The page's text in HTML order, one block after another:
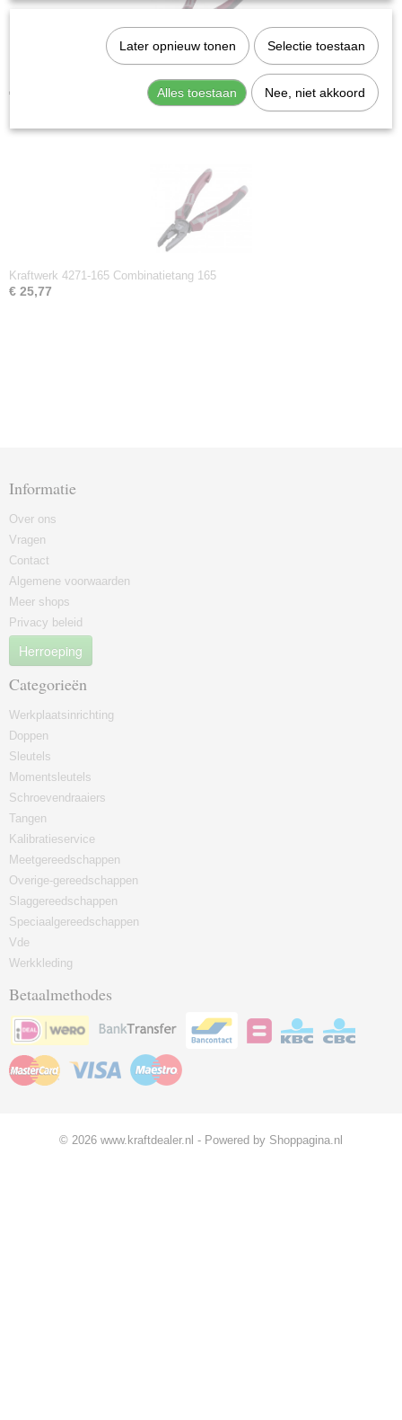
Kraftwerk 4271-180 Combinatietang 180 mm
€ 27,46
Kraftwerk 4271-165 Combinatietang 165
€ 25,77
Informatie
Over ons
Vragen
Contact
Algemene voorwaarden
Meer shops
Privacy beleid
Herroeping
Categorieën
Werkplaatsinrichting
Doppen
Sleutels
Momentsleutels
Schroevendraaiers
Tangen
Kalibratieservice
Meetgereedschappen
Overige-gereedschappen
Slaggereedschappen
Speciaalgereedschappen
Vde
Werkkleding
Betaalmethodes
© 2026 www.kraftdealer.nl - Powered by Shoppagina.nl
Later opnieuw tonen Selectie toestaan
Alles toestaan Nee, niet akkoord